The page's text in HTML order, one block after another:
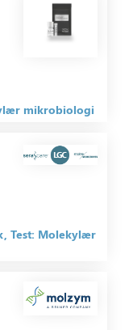
mikrobiologi
Test: Molekylær